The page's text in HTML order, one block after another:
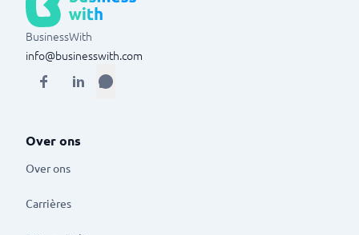
BusinessWith
info@businesswith.com
Over ons
Over ons
Carrières